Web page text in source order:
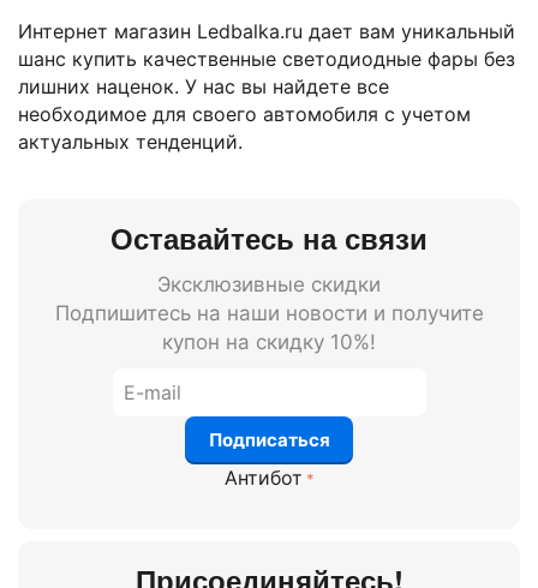
Интернет магазин Ledbalka.ru дает вам уникальный
шанс купить качественные светодиодные фары без
лишних наценок. У нас вы найдете все
необходимое для своего автомобиля с учетом
актуальных тенденций.
Оставайтесь на связи
Эксклюзивные скидки
Подпишитесь на наши новости и получите
купон на скидку 10%!
Подписаться
Антибот
Присоединяйтесь!